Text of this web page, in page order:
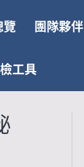
覽 團隊夥伴
工具